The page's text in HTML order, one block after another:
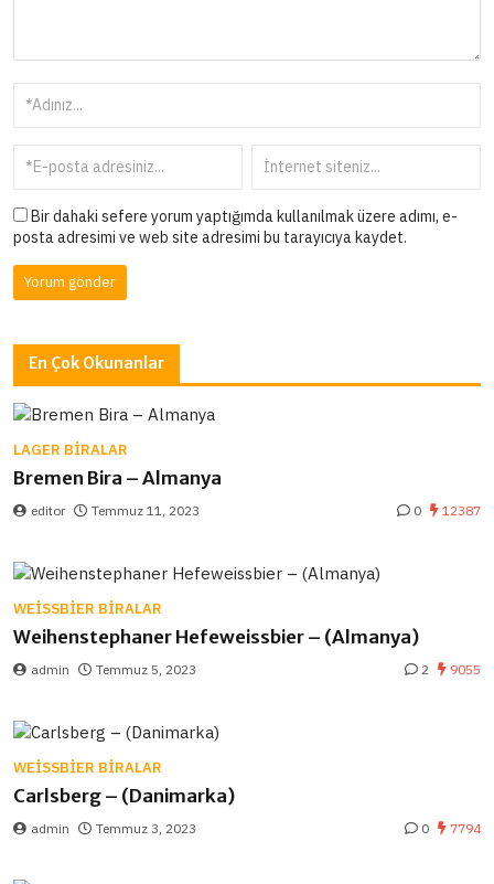
Bir dahaki sefere yorum yaptığımda kullanılmak üzere adımı, e-
posta adresimi ve web site adresimi bu tarayıcıya kaydet.
En Çok Okunanlar
LAGER BIRALAR
Bremen Bira – Almanya
editor Temmuz 11, 2023 0 12387
WEISSBIER BIRALAR
Weihenstephaner Hefeweissbier – (Almanya)
admin Temmuz 5, 2023 2 9055
WEISSBIER BIRALAR
Carlsberg – (Danimarka)
admin Temmuz 3, 2023 0 7794